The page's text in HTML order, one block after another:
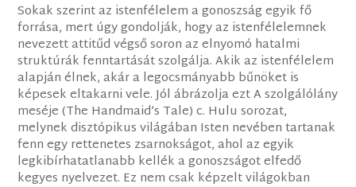
Sokak szerint az istenfélelem a gonoszság egyik fő
forrása, mert úgy gondolják, hogy az istenfélelemnek
nevezett attitűd végső soron az elnyomó hatalmi
struktúrák fenntartását szolgálja. Akik az istenfélelem
alapján élnek, akár a legocsmányabb bűnöket is
képesek eltakarni vele. Jól ábrázolja ezt A szolgálólány
meséje (The Handmaid’s Tale) c. Hulu sorozat,
melynek disztópikus világában Isten nevében tartanak
fenn egy rettenetes zsarnokságot, ahol az egyik
legkibírhatatlanabb kellék a gonoszságot elfedő
kegyes nyelvezet. Ez nem csak képzelt világokban